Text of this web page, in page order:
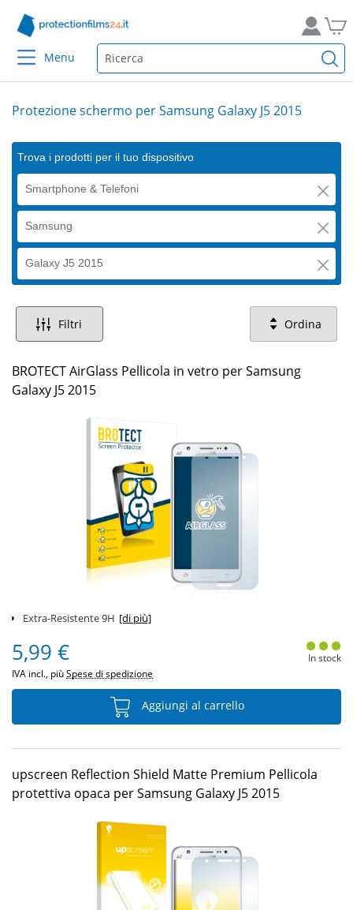
Menu
Protezione schermo per Samsung Galaxy J5 2015
Trova i prodotti per il tuo dispositivo
Smartphone & Telefoni
Samsung
Galaxy J5 2015
Filtri Ordina
BROTECT AirGlass Pellicola in vetro per Samsung
Galaxy J5 2015
Extra-Resistente 9H [di più]
5,99 €
IVA incl., piùSpese di spedizione
In stock
Aggiungi al carrello
upscreen Reflection Shield Matte Premium Pellicola
protettiva opaca per Samsung Galaxy J5 2015